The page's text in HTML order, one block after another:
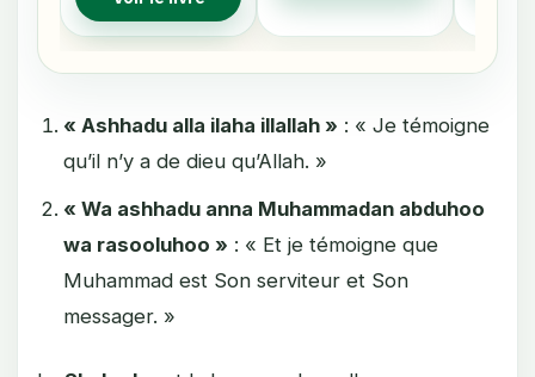
« Ashhadu alla ilaha illallah » : « Je témoigne
qu’il n’y a de dieu qu’Allah. »
« Wa ashhadu anna Muhammadan abduhoo
wa rasooluhoo » : « Et je témoigne que
Muhammad est Son serviteur et Son
messager. »